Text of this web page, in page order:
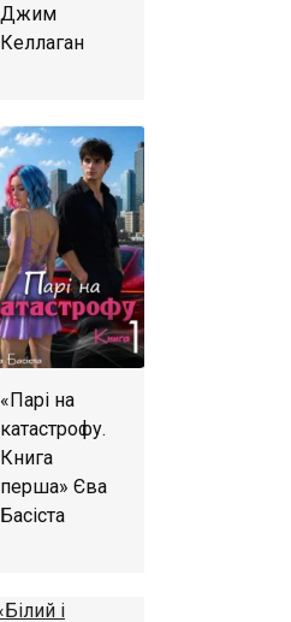
Джим
Келлаган
«Парі на
катастрофу.
Книга
перша» Єва
Басіста